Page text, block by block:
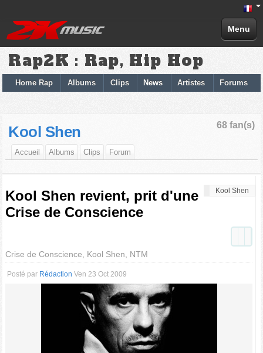
Menu
Rap2K : Rap, Hip Hop
Home Rap Albums Clips News Artistes Forums
68 fan(s)
Kool Shen
Accueil Albums Clips Forum
Kool Shen
Kool Shen revient, prit d'une
Crise de Conscience
Crise de Conscience, Kool Shen, NTM
Posté par Rédaction Ven 23 Oct 2009